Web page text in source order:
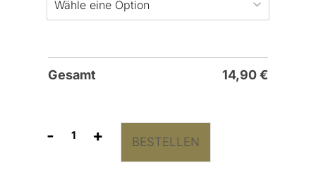
Gesamt 14,90€
-
Gästebuch
+ BESTELLEN